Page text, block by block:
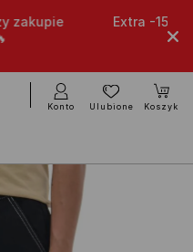
produkty przy
4 itemów 🤩
Konto Ulubione Koszyk